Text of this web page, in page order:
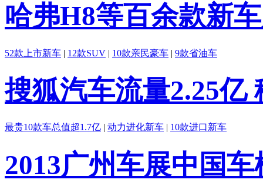
哈弗H8等百余款新
52款上市新车 | 12款SUV | 10款亲民豪车 | 9款省油车
搜狐汽车流量2.25亿
最贵10款车总值超1.7亿 动力进化新车 10款进口新车
2013广州车展中国